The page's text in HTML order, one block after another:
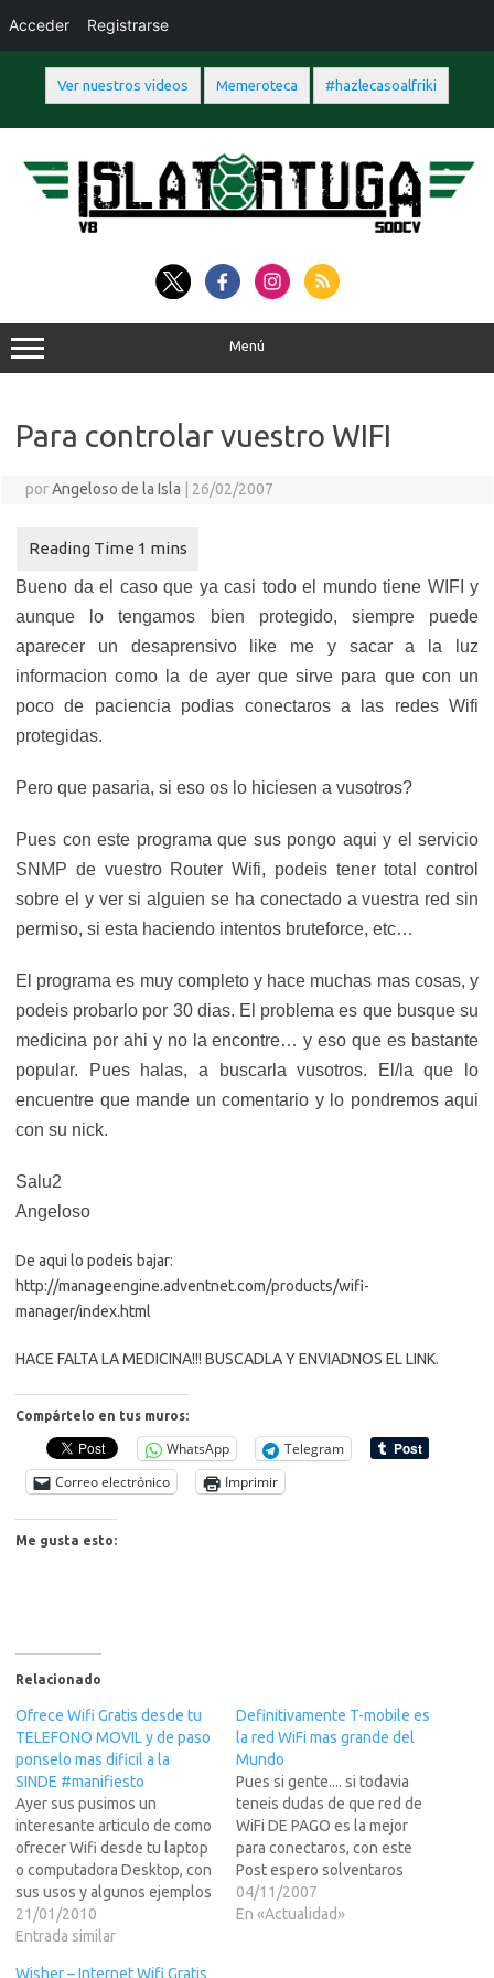
Ver nuestros videos Memeroteca #hazlecasoalfriki
contenido
Menú
Para controlar vuestro WIFI
porAngeloso de la Isla 26/02/2007
Bueno da el caso que ya casi todo el mundo tiene WIFI y
aunque lo tengamos bien protegido, siempre puede
aparecer un desaprensivo like me y sacar a la luz
informacion como la de ayer que sirve para que con un
poco de paciencia podias conectaros a las redes Wifi
protegidas.
Pero que pasaria, si eso os lo hiciesen a vusotros?
Pues con este programa que sus pongo aqui y el servicio
SNMP de vuestro Router Wifi, podeis tener total control
sobre el y ver si alguien se ha conectado a vuestra red sin
permiso, si esta haciendo intentos bruteforce, etc…
El programa es muy completo y hace muchas mas cosas, y
podeis probarlo por 30 dias. El problema es que busque su
medicina por ahi y no la encontre… y eso que es bastante
popular. Pues halas, a buscarla vusotros. El/la que lo
encuentre que mande un comentario y lo pondremos aqui
con su nick.
Salu2
Angeloso
De aqui lo podeis bajar:
http://manageengine.adventnet.com/products/wifi-
manager/index.html
HACE FALTA LA MEDICINA!!! BUSCADLA Y ENVIADNOS EL LINK.
Compártelo en tus muros:
WhatsApp
Telegram
Correo electrónico
Imprimir
Me gusta esto:
Relacionado
Ofrece Wifi Gratis desde tu
TELEFONO MOVIL y de paso
ponselo mas dificil a la
SINDE #manifiesto
Ayer sus pusimos un
interesante articulo de como
ofrecer Wifi desde tu laptop
o computadora Desktop, con
sus usos y algunos ejemplos
de uso. Como dije algo muy
interesante que ademas le
21/01/2010
Entrada similar
Definitivamente T-mobile es
la red WiFi mas grande del
Mundo
Pues si gente.... si todavia
teneis dudas de que red de
WiFi DE PAGO es la mejor
para conectaros, con este
Post espero solventaros
todas las dudas que teneis y
de paso os digo como
04/11/2007
En «Actualidad»
Wisher – Internet Wifi Gratis
Acceder Registrarse